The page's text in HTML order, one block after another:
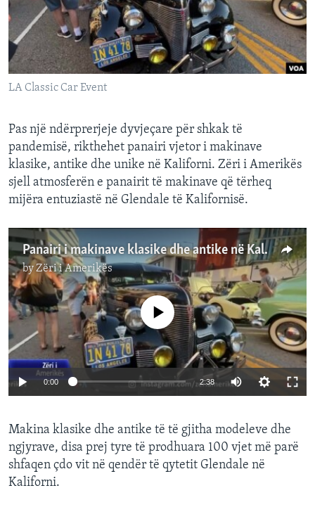
INTERVISTA
DITARI
LA Classic Car Event
Pas një ndërprerjeje dyvjeçare për shkak të
pandemisë, rikthehet panairi vjetor i makinave
klasike, antike dhe unike në Kaliforni. Zëri i Amerikës
sjell atmosferën e panairit të makinave që tërheq
mijëra entuziastë në Glendale të Kalifornisë.
Panairi i makinave klasike dhe antike në Kaliforni
byZëri i Amerikës
No media source currently available
0:00 2:38
Makina klasike dhe antike të të gjitha modeleve dhe
ngjyrave, disa prej tyre të prodhuara 100 vjet më parë
shfaqen çdo vit në qendër të qytetit Glendale në
Kaliforni.